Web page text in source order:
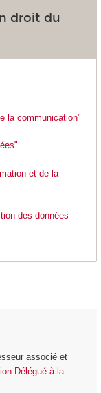
droit du
la communication"
et de la
des données
associé et
Délégué à la